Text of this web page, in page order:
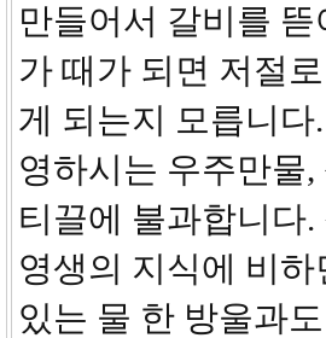
만들어서 갈비를
가 때가 되면 저절
게 되는지 모릅니
영하시는 우주만물
티끌에 불과합니다
영생의 지식에 비
있는 물 한 방울과